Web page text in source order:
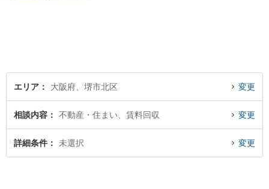
エリア 大阪府、堺市北区 変更
相談内容 不動産・住まい、賃料回収 変更
詳細条件 未選択 変更